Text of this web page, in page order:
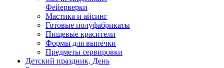
Фейерверки
Мастика и айсинг
Готовые полуфабрикаты
Пищевые красители
Формы для выпечки
Предметы сервировки
Детский праздник, День